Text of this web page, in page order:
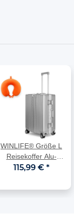
WINLIFE® Größe L
Reisekoffer Alu-
Rahmen mit ABS +
115,99 € *